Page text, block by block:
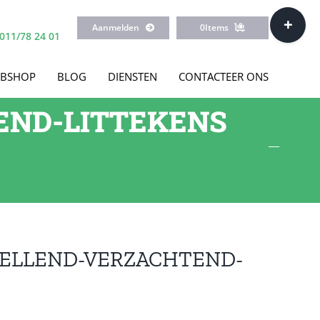
011/78 24 01
Aanmelden 0Items
BLOG DIENSTEN CONTACTEER ONS
LITTEKENS
VERZACHTEND-
Toggle
Sliding